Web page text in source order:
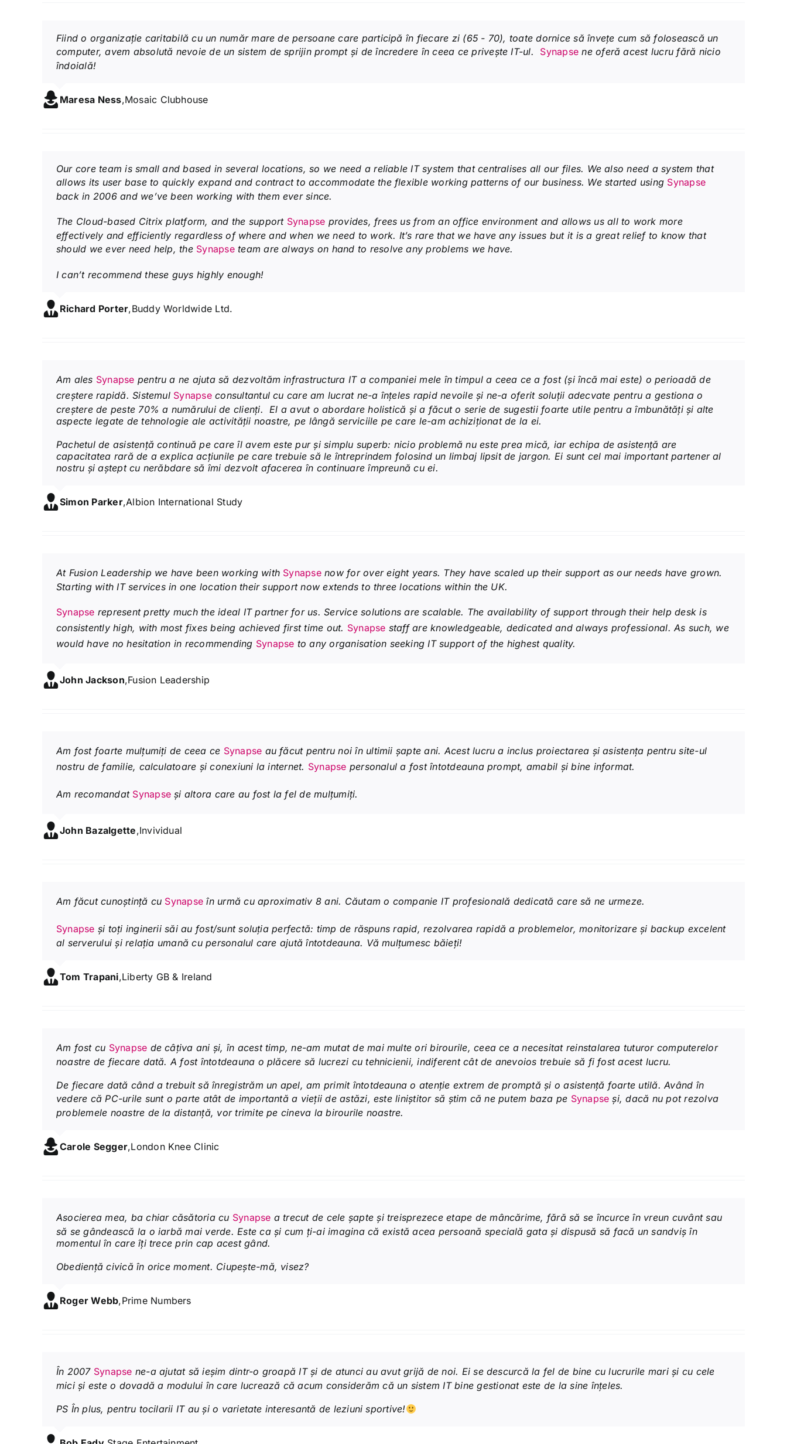
Fiind o organizație caritabilă cu un număr mare de persoane care participă în fiecare zi (65 - 70), toate dornice să învețe cum să folosească un
computer, avem absolută nevoie de un sistem de sprijin prompt și de încredere în ceea ce privește IT-ul. Synapse ne oferă acest lucru fără nicio
îndoială!
Maresa Ness,Mosaic Clubhouse
Our core team is small and based in several locations, so we need a reliable IT system that centralises all our files. We also need a system that
allows its user base to quickly expand and contract to accommodate the flexible working patterns of our business. We started using Synapse
back in 2006 and we’ve been working with them ever since.
The Cloud-based Citrix platform, and the support Synapse provides, frees us from an office environment and allows us all to work more
effectively and efficiently regardless of where and when we need to work. It’s rare that we have any issues but it is a great relief to know that
should we ever need help, the Synapseteam are always on hand to resolve any problems we have.
I can’t recommend these guys highly enough!
Richard Porter,Buddy Worldwide Ltd.
Am ales Synapse pentru a ne ajuta să dezvoltăm infrastructura IT a companiei mele în timpul a ceea ce a fost (și încă mai este) o perioadă de
creștere rapidă. Sistemul Synapseconsultantul cu care am lucrat ne-a înțeles rapid nevoile și ne-a oferit soluții adecvate pentru a gestiona o
creștere de peste 70% a numărului de clienți. El a avut o abordare holistică și a făcut o serie de sugestii foarte utile pentru a îmbunătăți și alte
aspecte legate de tehnologie ale activității noastre, pe lângă serviciile pe care le-am achiziționat de la ei.
Pachetul de asistență continuă pe care îl avem este pur și simplu superb: nicio problemă nu este prea mică, iar echipa de asistență are
capacitatea rară de a explica acțiunile pe care trebuie să le întreprindem folosind un limbaj lipsit de jargon. Ei sunt cel mai important partener al
nostru și aștept cu nerăbdare să îmi dezvolt afacerea în continuare împreună cu ei.
Simon Parker,Albion International Study
At Fusion Leadership we have been working with Synapsenow for over eight years. They have scaled up their support as our needs have grown.
Starting with IT services in one location their support now extends to three locations within the UK.
Synapse represent pretty much the ideal IT partner for us. Service solutions are scalable. The availability of support through their help desk is
consistently high, with most fixes being achieved first time out. Synapse staff are knowledgeable, dedicated and always professional. As such, we
would have no hesitation in recommending Synapse to any organisation seeking IT support of the highest quality.
John Jackson,Fusion Leadership
Am fost foarte mulțumiți de ceea ce Synapse au făcut pentru noi în ultimii șapte ani. Acest lucru a inclus proiectarea și asistența pentru site-ul
nostru de familie, calculatoare și conexiuni la internet. Synapse personalul a fost întotdeauna prompt, amabil și bine informat.
Am recomandat Synapse și altora care au fost la fel de mulțumiți.
John Bazalgette,Invividual
Am făcut cunoștință cu Synapse în urmă cu aproximativ 8 ani. Căutam o companie IT profesională dedicată care să ne urmeze.
Synapse și toți inginerii săi au fost/sunt soluția perfectă: timp de răspuns rapid, rezolvarea rapidă a problemelor, monitorizare și backup excelent
al serverului și relația umană cu personalul care ajută întotdeauna. Vă mulțumesc băieți!
Tom Trapani,Liberty GB & Ireland
Am fost cu Synapse de câțiva ani și, în acest timp, ne-am mutat de mai multe ori birourile, ceea ce a necesitat reinstalarea tuturor computerelor
noastre de fiecare dată. A fost întotdeauna o plăcere să lucrezi cu tehnicienii, indiferent cât de anevoios trebuie să fi fost acest lucru.
De fiecare dată când a trebuit să înregistrăm un apel, am primit întotdeauna o atenție extrem de promptă și o asistență foarte utilă. Având în
vedere că PC-urile sunt o parte atât de importantă a vieții de astăzi, este liniștitor să știm că ne putem baza pe Synapse și, dacă nu pot rezolva
problemele noastre de la distanță, vor trimite pe cineva la birourile noastre.
Carole Segger,London Knee Clinic
Asocierea mea, ba chiar căsătoria cu Synapse a trecut de cele șapte și treisprezece etape de mâncărime, fără să se încurce în vreun cuvânt sau
să se gândească la o iarbă mai verde. Este ca și cum ți-ai imagina că există acea persoană specială gata și dispusă să facă un sandviș în
momentul în care îți trece prin cap acest gând.
Obediență civică în orice moment. Ciupește-mă, visez?
Roger Webb,Prime Numbers
În 2007 Synapse ne-a ajutat să ieșim dintr-o groapă IT și de atunci au avut grijă de noi. Ei se descurcă la fel de bine cu lucrurile mari și cu cele
mici și este o dovadă a modului în care lucrează că acum considerăm că un sistem IT bine gestionat este de la sine înțeles.
PS În plus, pentru tocilarii IT au și o varietate interesantă de leziuni sportive!